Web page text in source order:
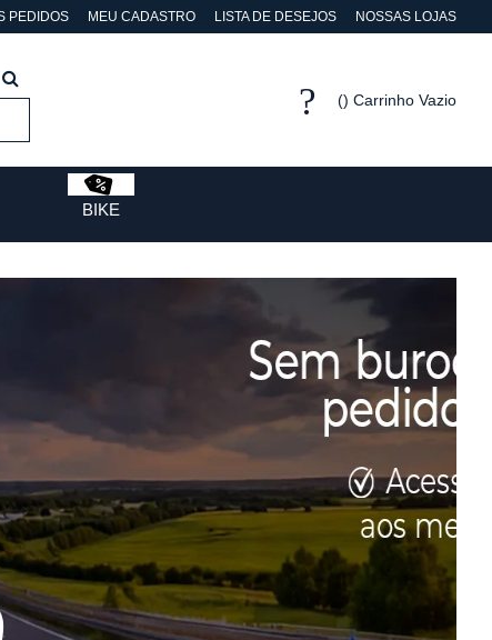
PEDIDOS MEU CADASTRO LISTA DE DESEJOS NOSSAS LOJAS
Carrinho Vazio
BIKE